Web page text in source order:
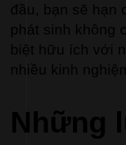
đầu, bạn sẽ hạn
phát sinh không
biệt hữu ích với
nhiều kinh
Những